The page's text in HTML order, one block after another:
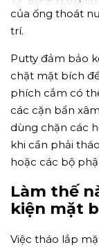
của ống thoát
trí.
Putty đảm bảo
chặt mặt bích
phích cắm có
các cặn bẩn
dùng chặn các
khi cần phải
hoặc các bộ
Làm thế
kiện mặt
Việc tháo lắp